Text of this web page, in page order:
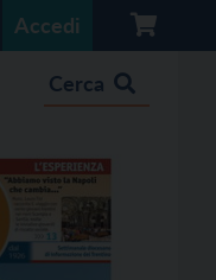
Accedi
Cerca